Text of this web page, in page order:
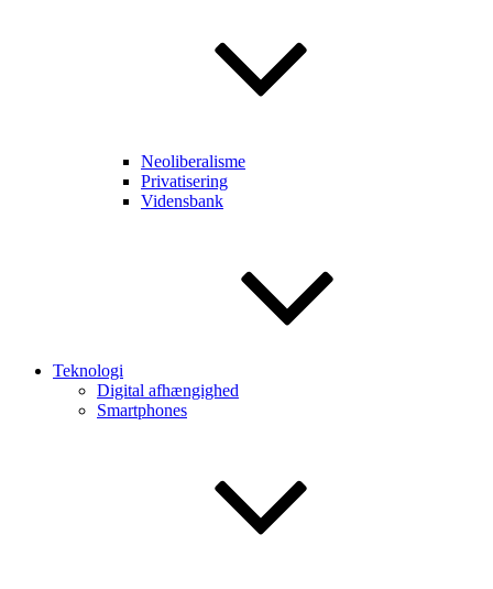
Neoliberalisme
Privatisering
Vidensbank
Teknologi
Digital afhængighed
Smartphones